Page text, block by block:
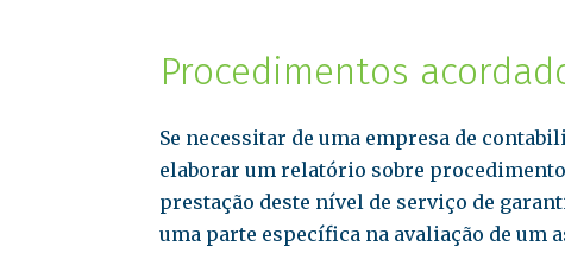
Procedimentos
Se necessitar de uma empresa de
elaborar um relatório sobre
prestação deste nível de serviço de
uma parte específica na avaliação de um